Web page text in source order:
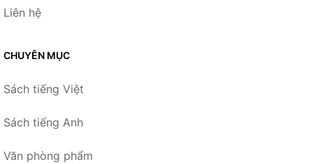
Liên hệ
CHUYÊN MỤC
Sách tiếng Việt
Sách tiếng Anh
Văn phòng phẩm